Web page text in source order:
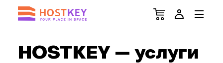
HOSTKEY — услуги